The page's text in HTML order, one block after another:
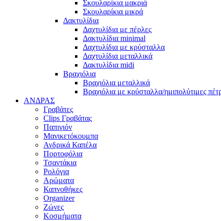
Σκουλαρίκια μακριά
Σκουλαρίκια μικρά
Δακτυλίδια
Δαχτυλίδια με πέρλες
Δακτυλίδια minimal
Δαχτυλίδια με κρύσταλλα
Δαχτυλίδια μεταλλικά
Δακτυλίδια midi
Βραχιόλια
Βραχιόλια μεταλλικά
Βραχιόλια με κρύσταλλα/ημιπολύτιμες
ΑΝΔΡΑΣ
Γραβάτες
Clips Γραβάτας
Παπιγιόν
Μανικετόκουμπα
Ανδρικά Καπέλα
Πορτοφόλια
Τσαντάκια
Ρολόγια
Αρώματα
Καπνοθήκες
Organizer
Ζώνες
Κοσμήματα